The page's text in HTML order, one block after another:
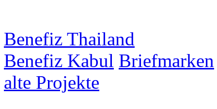
Benefiz Thailand
Benefiz Kabul Briefmarken
alte Projekte